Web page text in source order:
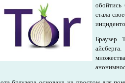
обойтись
стала
Браузер